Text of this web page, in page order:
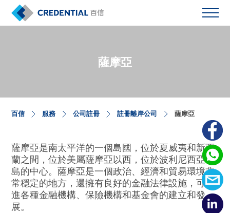
薩摩亞
百信 服務 公司註冊 註冊離岸公司 薩摩亞
薩摩亞是南太平洋的一個島國，位於夏威夷和新西
蘭之間，位於美屬薩摩亞以西，位於波利尼西亞群
島的中心。薩摩亞是一個政治、經濟和貿易環境非
常穩定的地方，還擁有良好的金融法律設施，可促
進各種金融機構、保險機構和基金會的建立和發
展。